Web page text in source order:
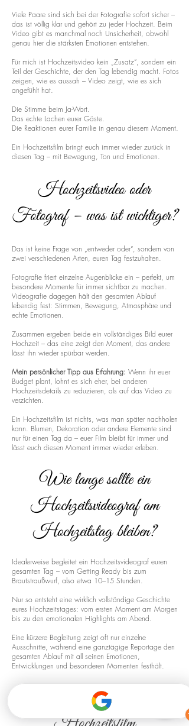
Viele Paare sind sich bei der Fotografie sofort sicher –
das ist völlig klar und gehört zu jeder Hochzeit. Beim
Video gibt es manchmal noch Unsicherheit, obwohl
genau hier die stärksten Emotionen entstehen.
Für mich ist Hochzeitsvideo kein „Zusatz“, sondern ein
Teil der Geschichte, der den Tag lebendig macht. Fotos
zeigen, wie es aussah – Video zeigt, wie es sich
angefühlt hat.
Die Stimme beim Ja-Wort.
Das echte Lachen eurer Gäste.
Die Reaktionen eurer Familie in genau diesem Moment.
Ein Hochzeitsfilm bringt euch immer wieder zurück in
diesen Tag – mit Bewegung, Ton und Emotionen.
Hochzeitsvideo oder
Fotograf – was ist wichtiger?
Das ist keine Frage von „entweder oder“, sondern von
zwei verschiedenen Arten, euren Tag festzuhalten.
Fotografie friert einzelne Augenblicke ein – perfekt, um
besondere Momente für immer sichtbar zu machen.
Videografie dagegen hält den gesamten Ablauf
lebendig fest: Stimmen, Bewegung, Atmosphäre und
echte Emotionen.
Zusammen ergeben beide ein vollständiges Bild eurer
Hochzeit – das eine zeigt den Moment, das andere
lässt ihn wieder spürbar werden.
Mein persönlicher Tipp aus Erfahrung: Wenn ihr euer
Budget plant, lohnt es sich eher, bei anderen
Hochzeitsdetails zu reduzieren, als auf das Video zu
verzichten.
Ein Hochzeitsfilm ist nichts, was man später nachholen
kann. Blumen, Dekoration oder andere Elemente sind
nur für einen Tag da – euer Film bleibt für immer und
lässt euch diesen Moment immer wieder erleben.
Wie lange sollte ein
Hochzeitsvideograf am
Hochzeitstag bleiben?
Idealerweise begleitet ein Hochzeitsvideograf euren
gesamten Tag – vom Getting Ready bis zum
Brautstraußwurf, also etwa 10–15 Stunden.
Nur so entsteht eine wirklich vollständige Geschichte
eures Hochzeitstages: vom ersten Moment am Morgen
bis zu den emotionalen Highlights am Abend.
Eine kürzere Begleitung zeigt oft nur einzelne
Ausschnitte, während eine ganztägige Reportage den
gesamten Ablauf mit all seinen Emotionen,
Entwicklungen und besonderen Momenten festhält.
Drohnenaufnahmen für euren